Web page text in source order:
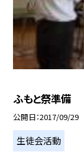
ふもと祭準備
公開日 2017/09/29
生徒会活動